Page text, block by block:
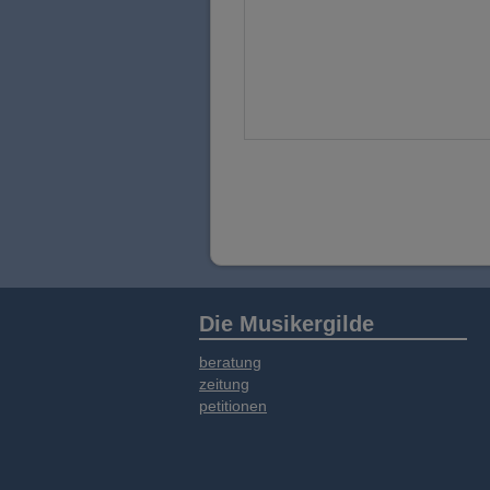
Die Musikergilde
beratung
zeitung
petitionen